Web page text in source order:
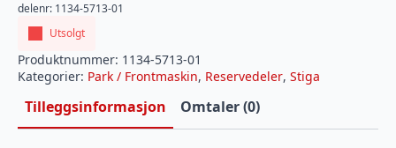
delenr: 1134-5713-01
Utsolgt
Produktnummer: 1134-5713-01
Kategorier: Park / Frontmaskin, Reservedeler, Stiga
Tilleggsinformasjon Omtaler (0)